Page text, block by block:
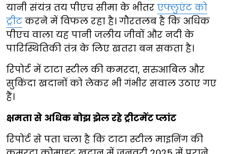
यानी संयंत्र तय पीएच सीमा के भीतर एफ्लुएंट को
ट्रीट करने में विफल रहा है। गौरतलब है कि अधिक
पीएच वाला यह पानी जलीय जीवों और नदी के
पारिस्थितिकी तंत्र के लिए खतरा बन सकता है।
रिपोर्ट में टाटा स्टील की कमरदा, सरुआबिल और
सुकिंदा खदानों को लेकर भी गंभीर सवाल उठाए गए
हैं।
क्षमता से अधिक बोझ झेल रहे ट्रीटमेंट प्लांट
रिपोर्ट से पता चला है कि टाटा स्टील माइनिंग की